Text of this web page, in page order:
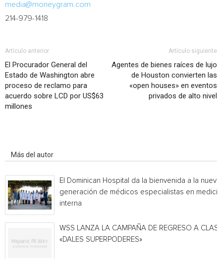
media@moneygram.com
214-979-1418
Artículo anterior
El Procurador General del
Estado de Washington abre
proceso de reclamo para
acuerdo sobre LCD por US$63
millones
Artículo siguiente
Agentes de bienes raíces de lujo
de Houston convierten las
«open houses» en eventos
privados de alto nivel
Más del autor
El Dominican Hospital da la bienvenida a la nueva
generación de médicos especialistas en
interna
WSS LANZA LA CAMPAÑA DE REGRESO A
«DALES SUPERPODERES»